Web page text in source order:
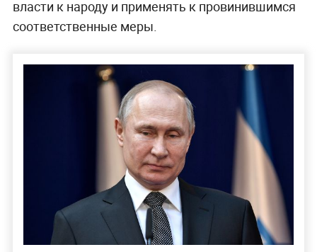
власти к народу и применять к провинившимся
соответственные меры.